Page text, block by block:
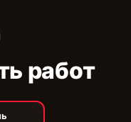
работ